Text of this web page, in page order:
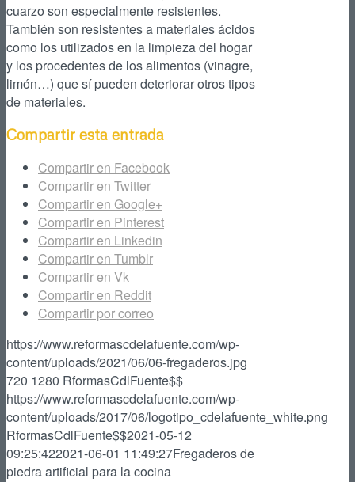
cuarzo son especialmente resistentes.
También son resistentes a materiales ácidos
como los utilizados en la limpieza del hogar
y los procedentes de los alimentos (vinagre,
limón…) que sí pueden deteriorar otros tipos
de materiales.
Compartir esta entrada
Compartir en Facebook
Compartir en Twitter
Compartir en Google+
Compartir en Pinterest
Compartir en Linkedin
Compartir en Tumblr
Compartir en Vk
Compartir en Reddit
Compartir por correo
https://www.reformascdelafuente.com/wp-
content/uploads/2021/06/06-fregaderos.jpg
720 1280 RformasCdlFuente$$
https://www.reformascdelafuente.com/wp-
content/uploads/2017/06/logotipo_cdelafuente_white.png
RformasCdlFuente$$2021-05-12
09:25:422021-06-01 11:49:27Fregaderos de
piedra artificial para la cocina